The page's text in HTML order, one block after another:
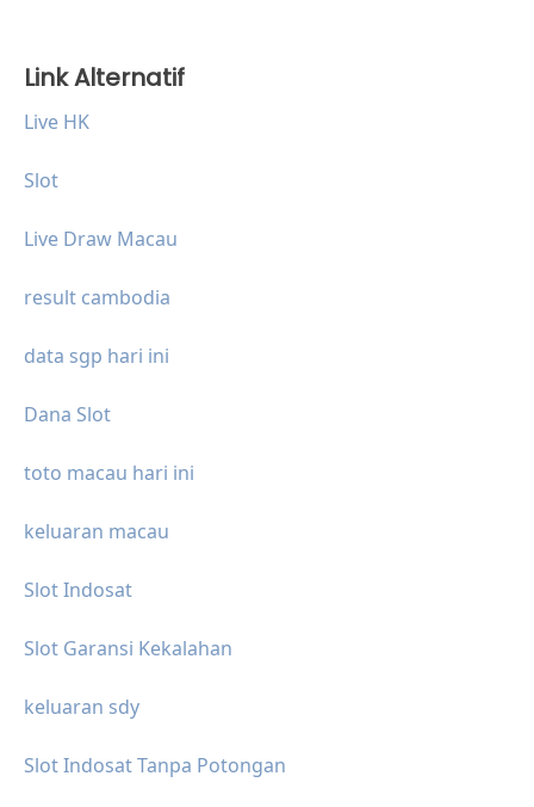
Link Alternatif
Live HK
Slot
Live Draw Macau
result cambodia
data sgp hari ini
Dana Slot
toto macau hari ini
keluaran macau
Slot Indosat
Slot Garansi Kekalahan
keluaran sdy
Slot Indosat Tanpa Potongan